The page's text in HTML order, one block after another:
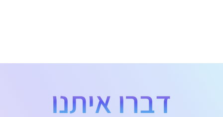
דברו איתנו